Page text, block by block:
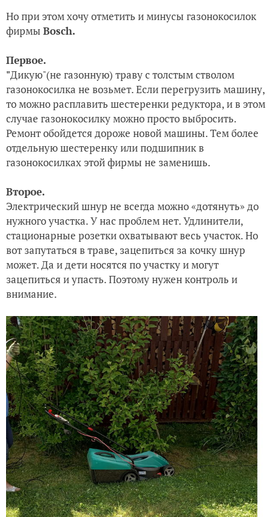
Но при этом хочу отметить и минусы газонокосилок
фирмы Bosch.
Первое.
"Дикую"(не газонную) траву с толстым стволом
газонокосилка не возьмет. Если перегрузить машину,
то можно расплавить шестеренки редуктора, и в этом
случае газонокосилку можно просто выбросить.
Ремонт обойдется дороже новой машины. Тем более
отдельную шестеренку или подшипник в
газонокосилках этой фирмы не заменишь.
Второе.
Электрический шнур не всегда можно «дотянуть» до
нужного участка. У нас проблем нет. Удлинители,
стационарные розетки охватывают весь участок. Но
вот запутаться в траве, зацепиться за кочку шнур
может. Да и дети носятся по участку и могут
зацепиться и упасть. Поэтому нужен контроль и
внимание.